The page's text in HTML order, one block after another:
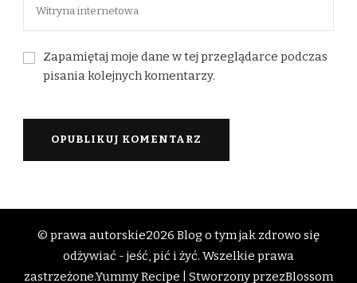
Zapamiętaj moje dane w tej przeglądarce podczas
pisania kolejnych komentarzy.
© prawa autorskie2026 Blog o tym jak zdrowo się
odżywiać - jeść, pić i żyć. Wszelkie prawa
zastrzeżone.Yummy Recipe | Stworzony przezBlossom